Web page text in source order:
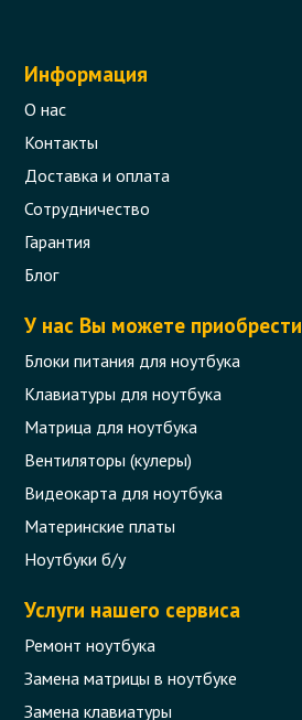
Информация
О нас
Контакты
Доставка и оплата
Сотрудничество
Гарантия
Блог
У нас Вы можете приобрести
Блоки питания для ноутбука
Клавиатуры для ноутбука
Матрица для ноутбука
Вентиляторы (кулеры)
Видеокарта для ноутбука
Материнские платы
Ноутбуки б/у
Услуги нашего сервиса
Ремонт ноутбука
Замена матрицы в ноутбуке
Замена клавиатуры